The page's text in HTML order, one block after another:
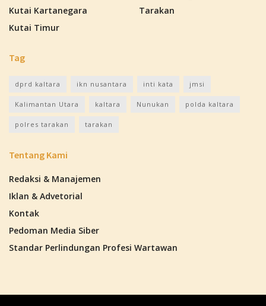
Kutai Kartanegara
Kutai Timur
Tarakan
Tag
dprd kaltara ikn nusantara inti kata jmsi
Kalimantan Utara kaltara Nunukan polda kaltara
polres tarakan tarakan
Tentang Kami
Redaksi & Manajemen
Iklan & Advetorial
Kontak
Pedoman Media Siber
Standar Perlindungan Profesi Wartawan